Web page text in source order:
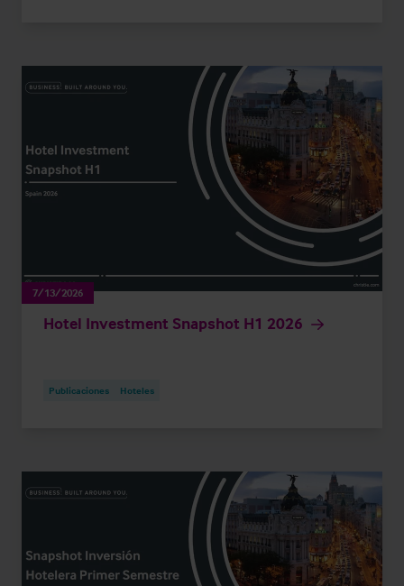
7/13/2026
Hotel Investment Snapshot H1 2026
Publicaciones Hoteles